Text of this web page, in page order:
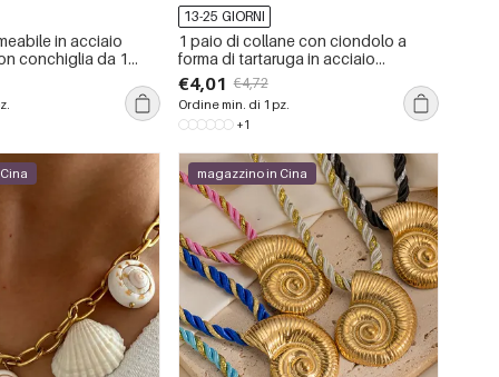
in acciaio
conchiglia da 1
13-25 GIORNI
1 paio di collane con ciondolo a
forma di tartaruga in acciaio
inossidabile color oro, serie
romantica, da donna
€4,01 €4,72
Ordine min. di 1 pz.
+1
magazzino in Cina